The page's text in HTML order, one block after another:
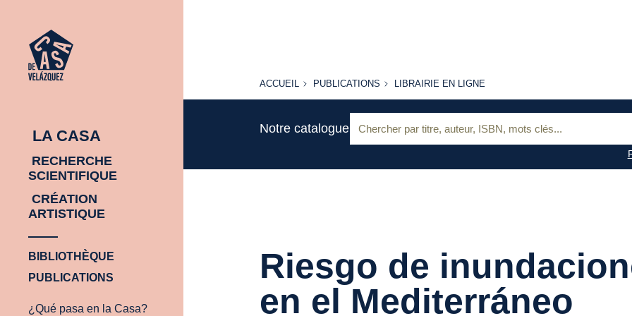
LA CASA
RECHERCHE
SCIENTIFIQUE
CRÉATION
ARTISTIQUE
BIBLIOTHÈQUE
PUBLICATIONS
¿Qué pasa en la Casa?
ACCUEIL
ACCUEIL PUBLICATIONS
PUBLICATIONS
LIBRAIRIE
LIBRAIRIE EN LIGNE
Notre catalogue:
Riesgo de
en el Mediterráneo